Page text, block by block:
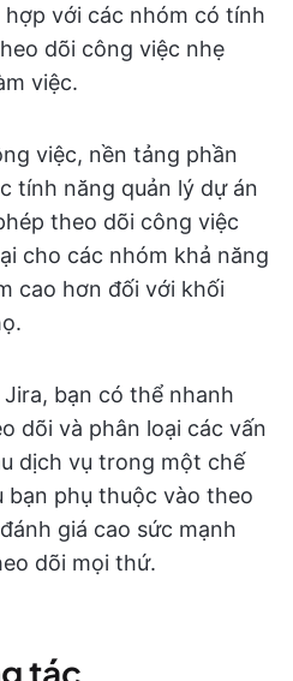
với các nhóm có tính
dõi công việc nhẹ
việc.
việc, nền tảng phần
tính năng quản lý dự án
theo dõi công việc
cho các nhóm khả năng
cao hơn đối với khối
bạn có thể nhanh
dõi và phân loại các vấn
dịch vụ trong một chế
bạn phụ thuộc vào theo
giá cao sức mạnh
dõi mọi thứ.
tác